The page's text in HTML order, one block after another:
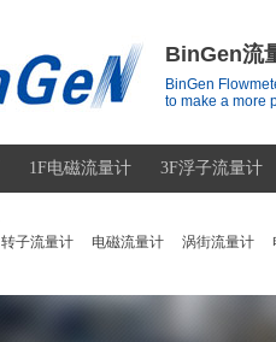
BinGen流
BinGen
to make a more
1F电磁流量计 3F浮子流量计
转子流量计 电磁流量计 涡街流量计